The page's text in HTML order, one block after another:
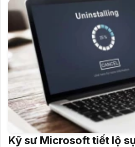
Kỹ sư Microsoft tiết lộ